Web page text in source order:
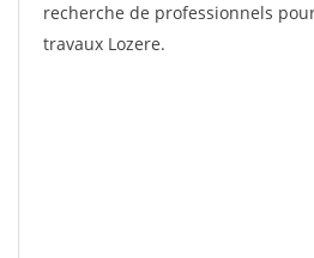
recherche de professionnels
travaux Lozere.